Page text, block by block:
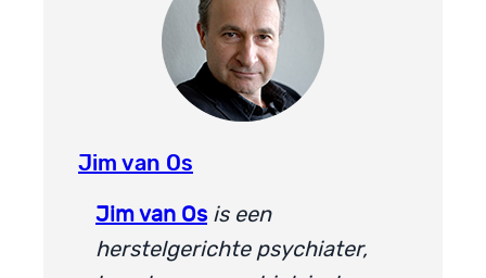
Jim van Os
Jim van Os is een
herstelgerichte psychiater,